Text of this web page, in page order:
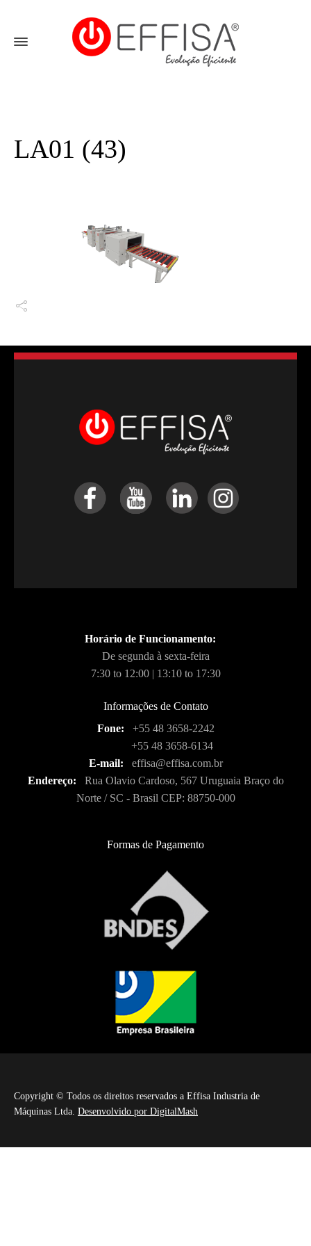
LA01 (43)
Horário de Funcionamento:
De segunda à sexta-feira
7:30 to 12:00 | 13:10 to 17:30
Informações de Contato
Fone:
+55 48 3658-2242
+55 48 3658-6134
E-mail:
effisa@effisa.com.br
Endereço:
Rua Olavio Cardoso, 567 Uruguaia Braço do
Norte / SC - Brasil CEP: 88750-000
Formas de Pagamento
Copyright © Todos os direitos reservados a Effisa Industria de
Máquinas Ltda. Desenvolvido por DigitalMash